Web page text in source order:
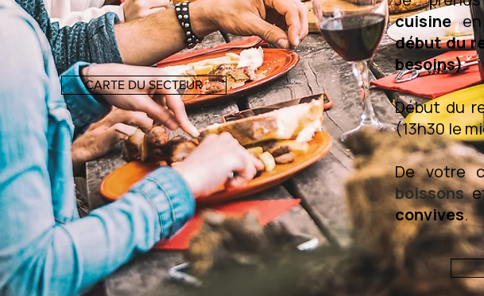
CARTE DU SECTEUR
cuisine
début du
besoins).
Début du
(13h30 le
De votre
boissons
convives.